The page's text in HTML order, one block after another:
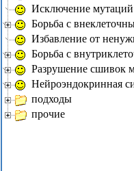
Исключение
Борьба с
Избавление от
Борьба с
Разрушение сшивок
Нейроэндокринная
подходы
прочие